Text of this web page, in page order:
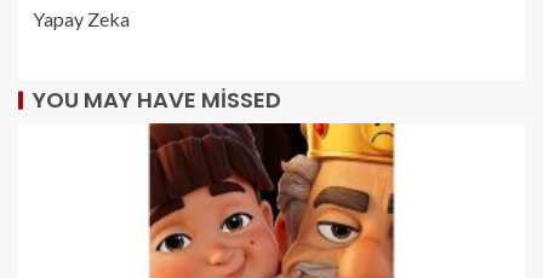
Yapay Zeka
YOU MAY HAVE MISSED